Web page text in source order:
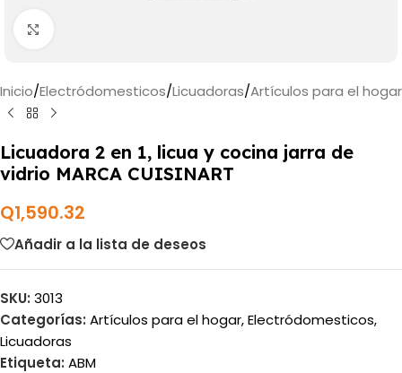
Inicio/Electródomesticos/Licuadoras/Artículos para el hogar
Licuadora 2 en 1, licua y cocina jarra de
vidrio MARCA CUISINART
Q1,590.32
Añadir a la lista de deseos
SKU: 3013
Categorías: Artículos para el hogar,Electródomesticos,
Licuadoras
Etiqueta: ABM